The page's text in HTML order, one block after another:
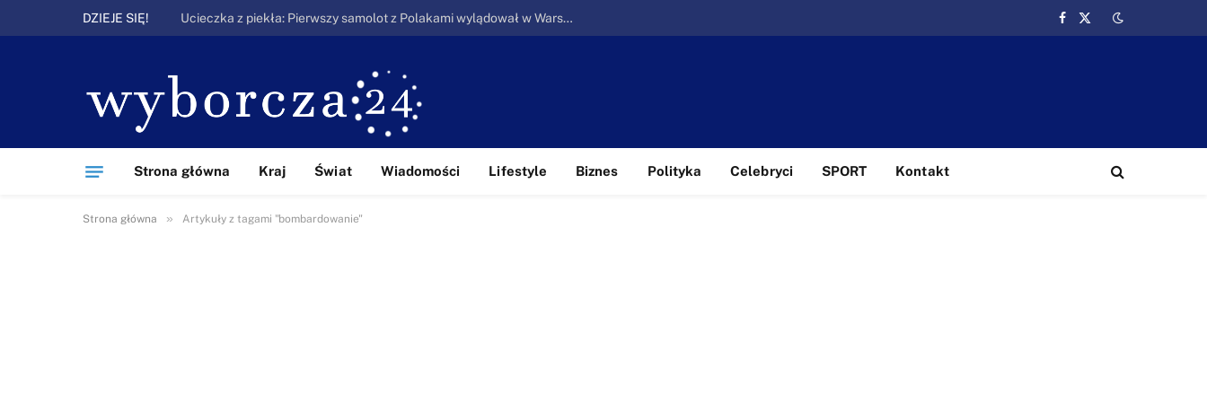
DZIEJE SIĘ! Ucieczka z piekła: Pierwszy samolot z Polakami wylądował w Warszawie
Facebook
X
Strona główna Kraj Świat Wiadomości Lifestyle Biznes Polityka Celebryci SPORT Kontakt
Strona główna » Artykuły z tagami "bombardowanie"